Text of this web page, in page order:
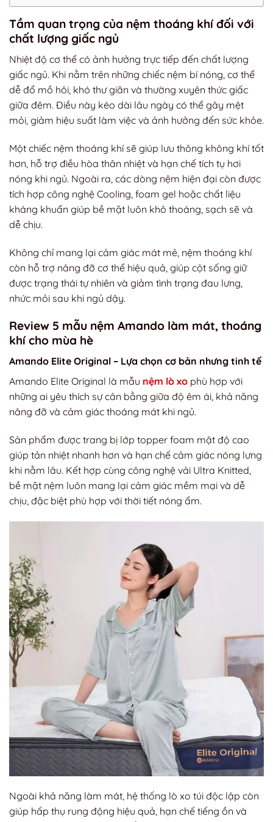
Tầm quan trọng của nệm thoáng khí đối với
chất lượng giấc ngủ
Nhiệt độ cơ thể có ảnh hưởng trực tiếp đến chất lượng
giấc ngủ. Khi nằm trên những chiếc nệm bí nóng, cơ thể
dễ đổ mồ hôi, khó thư giãn và thường xuyên thức giấc
giữa đêm. Điều này kéo dài lâu ngày có thể gây mệt
mỏi, giảm hiệu suất làm việc và ảnh hưởng đến sức khỏe.
Một chiếc nệm thoáng khí sẽ giúp lưu thông không khí tốt
hơn, hỗ trợ điều hòa thân nhiệt và hạn chế tích tụ hơi
nóng khi ngủ. Ngoài ra, các dòng nệm hiện đại còn được
tích hợp công nghệ Cooling, foam gel hoặc chất liệu
kháng khuẩn giúp bề mặt luôn khô thoáng, sạch sẽ và
dễ chịu.
Không chỉ mang lại cảm giác mát mẻ, nệm thoáng khí
còn hỗ trợ nâng đỡ cơ thể hiệu quả, giúp cột sống giữ
được trạng thái tự nhiên và giảm tình trạng đau lưng,
nhức mỏi sau khi ngủ dậy.
Review 5 mẫu nệm Amando làm mát, thoáng
khí cho mùa hè
Amando Elite Original – Lựa chọn cơ bản nhưng tinh tế
Amando Elite Original là mẫu nệm lò xo phù hợp với
những ai yêu thích sự cân bằng giữa độ êm ái, khả năng
nâng đỡ và cảm giác thoáng mát khi ngủ.
Sản phẩm được trang bị lớp topper foam mật độ cao
giúp tản nhiệt nhanh hơn và hạn chế cảm giác nóng lưng
khi nằm lâu. Kết hợp cùng công nghệ vải Ultra Knitted,
bề mặt nệm luôn mang lại cảm giác mềm mại và dễ
chịu, đặc biệt phù hợp với thời tiết nóng ẩm.
Ngoài khả năng làm mát, hệ thống lò xo túi độc lập còn
giúp hấp thụ rung động hiệu quả, hạn chế tiếng ồn và